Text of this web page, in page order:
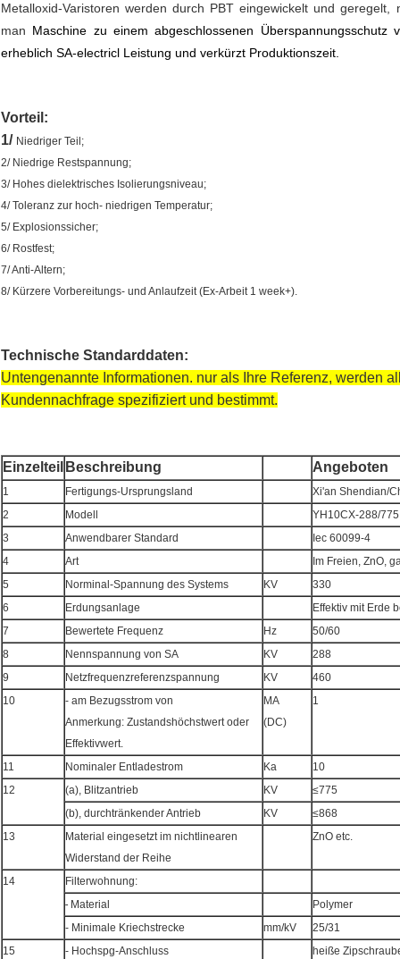
Metalloxid-Varistoren werden durch PBT eingewickelt und
man Maschine zu einem abgeschlossenen Überspannungsschutz
erheblich SA-electricl Leistung und verkürzt Produktionszeit.
Vorteil:
1/ Niedriger Teil;
2/ Niedrige Restspannung;
3/ Hohes dielektrisches Isolierungsniveau;
4/ Toleranz zur hoch- niedrigen Temperatur;
5/ Explosionssicher;
6/ Rostfest;
7/ Anti-Altern;
8/ Kürzere Vorbereitungs- und Anlaufzeit (Ex-Arbeit 1 week+).
Technische Standarddaten:
Untengenannte Informationen. nur als Ihre Referenz, werden
Kundennachfrage spezifiziert und bestimmt.
Einzelteil Beschreibung Angeboten
1 Fertigungs-Ursprungsland
Xi'an Shendian/
2
Modell
YH10CX-288/775
3
Anwendbarer Standard
Iec 60099-4
4
Art
Im Freien, ZnO,
5
Norminal-Spannung des Systems KV
330
6
Erdungsanlage
Effektiv mit Erde
7
Bewertete Frequenz Hz
50/60
8
Nennspannung von SA KV
288
9
Netzfrequenzreferenzspannung KV
460
10
- am Bezugsstrom von
Anmerkung: Zustandshöchstwert oder
Effektivwert.
MA
(DC)
1
11 Nominaler Entladestrom Ka
10
12
(a), Blitzantrieb KV
≤775
(b), durchtränkender Antrieb
KV
≤868
13
Material eingesetzt im nichtlinearen
Widerstand der Reihe
ZnO etc.
14
Filterwohnung:
- Material
Polymer
- Minimale Kriechstrecke
mm/kV
25/31
15
- Hochspg-Anschluss
heiße